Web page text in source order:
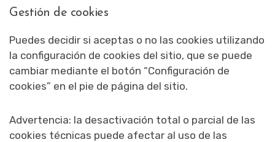
Gestión de cookies
Puedes decidir si aceptas o no las cookies utilizando
la configuración de cookies del sitio, que se puede
cambiar mediante el botón “Configuración de
cookies” en el pie de página del sitio.
Advertencia: la desactivación total o parcial de las
cookies técnicas puede afectar al uso de las